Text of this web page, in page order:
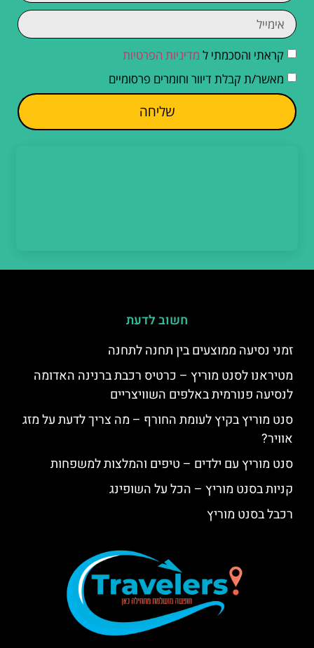
קראתי והסכמתי ל מדיניות הפרטיות
מאשר/ת קבלת דיוור וחומרים פרסומיים
שליחה
חשוב לדעת
זמני נסיעה ממוצעים בין תחנה לתחנה
מטיראנו לסנט מוריץ – כרטיס רכבת ברנינה האדומה
לנסיעה פנורמית באלפים השוויצריים
סנט מוריץ בקיץ לעומת החורף – מה צריך לדעת על מזג
אוויר?
סנט מוריץ עם ילדים – טיפים והמלצות למשפחות
קניות בסנט מוריץ – הכל על השופינג
רכבל בסנט מוריץ